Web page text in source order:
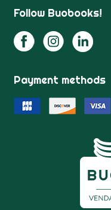
Follow Buobooks!
Payment methods